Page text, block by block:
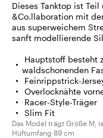
Dieses Tanktop ist
&Co.llaboration mit
aus superweichem
sanft modellierende
Hauptstoff besteht
waldschonenden
Feinrippstrick-
Overlocknähte
Racer-Style-Träger
Slim Fit
Das Model trägt Größe M,
Hüftumfang 89 cm